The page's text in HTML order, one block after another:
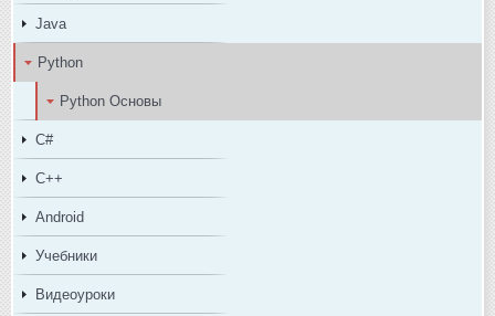
Java
Python
Python Основы
C#
C++
Android
Учебники
Видеоуроки